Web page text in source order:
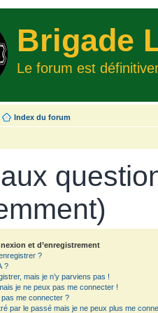
Brigade
Le forum est
Index du forum
et d’enregistrement
?
?
mais je n’y parviens pas !
je ne peux pas me connecter !
me connecter ?
par le passé mais je ne peux plus me